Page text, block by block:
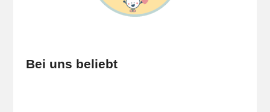
Bei uns beliebt